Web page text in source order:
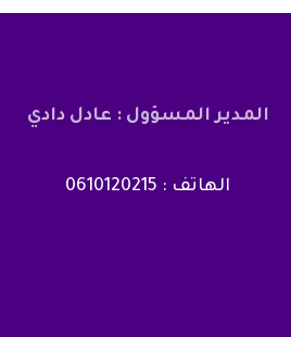
المدير المسؤول : عادل دادي
الهاتف : 0610120215